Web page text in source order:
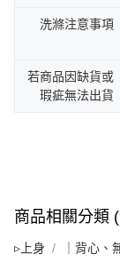
洗滌注意事項
若商品因缺貨或
瑕疵無法出貨
商品相關分類
▹上身 ｜背心、